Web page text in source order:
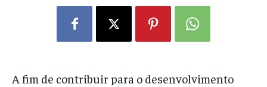
A fim de contribuir para o desenvolvimento